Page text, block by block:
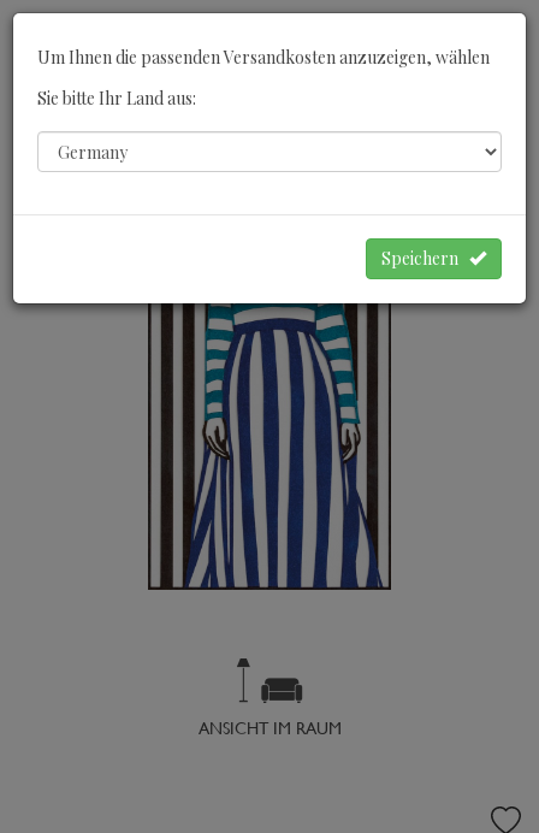
ANSICHT IM RAUM
Um Ihnen die passenden Versandkosten anzuzeigen, wählen
Sie bitte Ihr Land aus:
Speichern